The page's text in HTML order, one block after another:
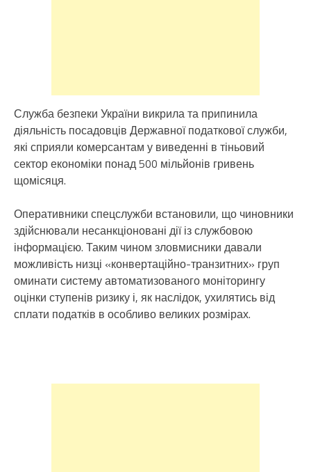
Служба безпеки України викрила та припинила
діяльність посадовців Державної податкової служби,
які сприяли комерсантам у виведенні в тіньовий
сектор економіки понад 500 мільйонів гривень
щомісяця.
Оперативники спецслужби встановили, що чиновники
здійснювали несанкціоновані дії із службовою
інформацією. Таким чином зловмисники давали
можливість низці «конвертаційно-транзитних» груп
оминати систему автоматизованого моніторингу
оцінки ступенів ризику і, як наслідок, ухилятись від
сплати податків в особливо великих розмірах.